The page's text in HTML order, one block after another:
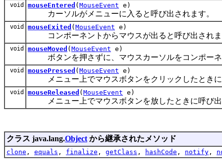
void mouseEntered ( MouseEvent e)
カーソルがメニューに入ると呼び出されます。
void mouseExited ( MouseEvent e)
コンポーネントからマウスが出ると呼び出され
void mouseMoved ( MouseEvent e)
ボタンを押さずに、マウスカーソルをコンポーネ
void mousePressed ( MouseEvent e)
メニュー上でマウスボタンをクリックしたときに
void mouseReleased ( MouseEvent e)
メニュー上でマウスボタンを放したときに呼び出
クラス java.lang.Object から継承されたメソッド
clone , equals , finalize , getClass , hashCode , notify ,